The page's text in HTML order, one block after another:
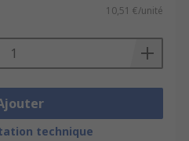
10,51 €/unité
technique